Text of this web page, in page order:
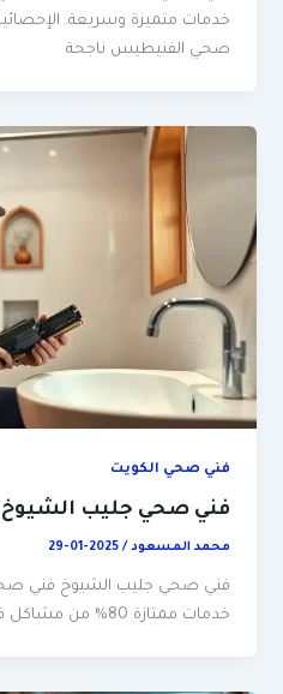
خدمات متميزة وسريعة.
صحي الفنيطيس ناجحة
فني صحي الكويت
فني صحي جليب الشيوخ
محمد المسعود/
2025-01-29
فني صحي جليب الشيوخ فني
خدمات ممتازة 80% من مشاكل في الكويت، فني صحي القرين